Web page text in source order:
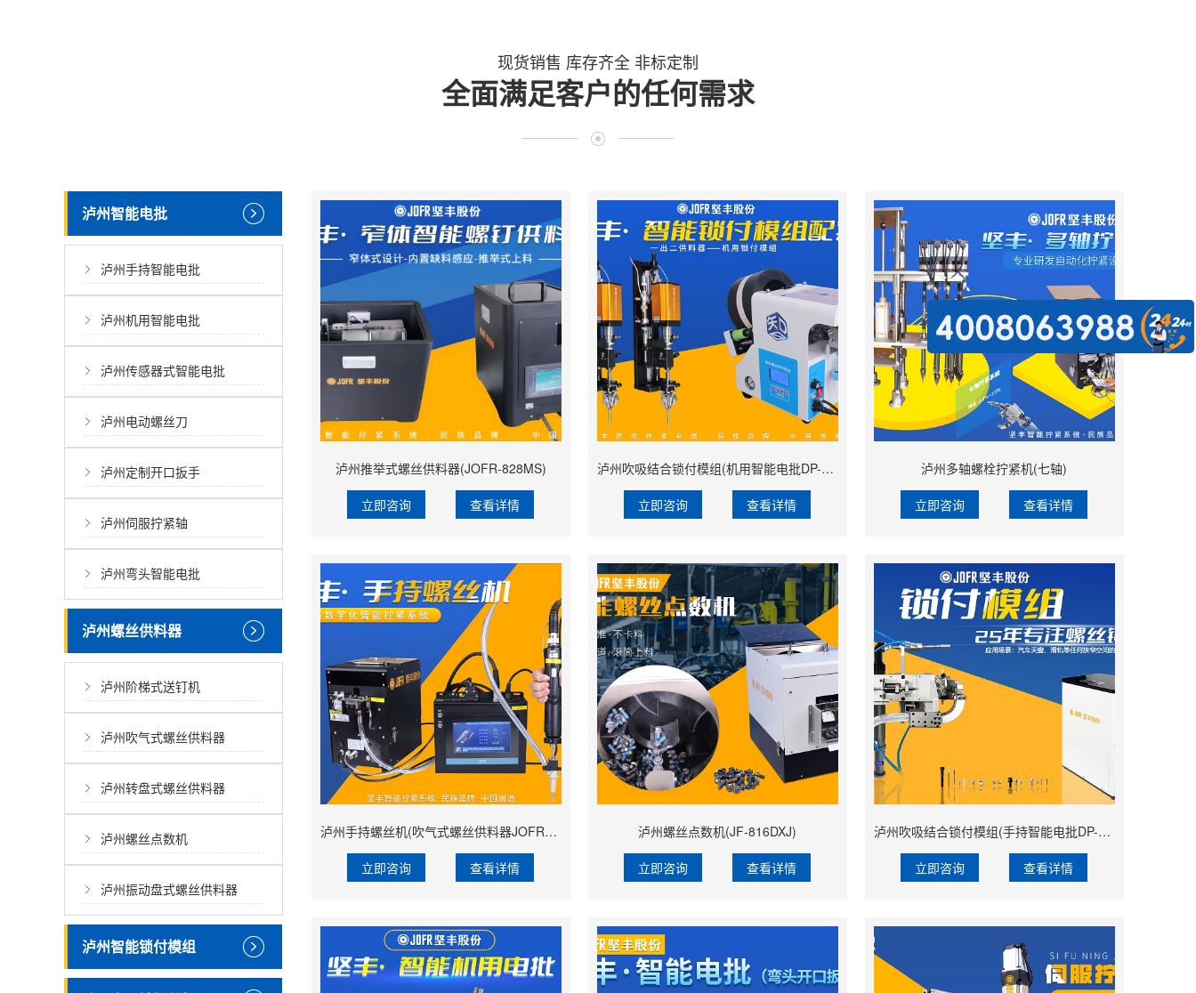
现货销售 库存齐全 非标定制
全面满足客户的任何需求
泸州智能电批
泸州手持智能电批
泸州机用智能电批
泸州传感器式智能电批
泸州电动螺丝刀
泸州定制开口扳手
泸州伺服拧紧轴
泸州弯头智能电批
泸州螺丝供料器
泸州阶梯式送钉机
泸州吹气式螺丝供料器
泸州转盘式螺丝供料器
泸州螺丝点数机
泸州振动盘式螺丝供料器
泸州智能锁付模组
泸州推举式螺丝供料器(JOFR-828MS)
立即咨询 查看详情
泸州吹吸结合锁付模组(机用智能电批DP-DXL-001搭载吹气式螺丝供料器DWS-102)
立即咨询 查看详情
泸州多轴螺栓拧紧机(七轴)
立即咨询 查看详情
泸州手持螺丝机(吹气式螺丝供料器JOFR-816MC搭载手持智能电批DP-HXL-003)
立即咨询 查看详情
泸州螺丝点数机(JF-816DXJ)
立即咨询 查看详情
泸州吹吸结合锁付模组(手持智能电批DP-HDXL-008-W搭载阶梯式自动送钉机)
立即咨询 查看详情